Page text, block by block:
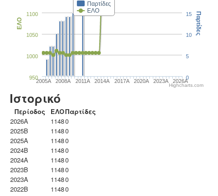
Παρτίδες
ΕΛΟ
2005A 2008A 2011A 2014A 2017A 2020A 2023Α 2026A
950
1000
1050
1100
ΕΛΟ
0
5
10
15 Παρτίδες
Highcharts.com
Ιστορικό
Περίοδος ΕΛΟΠαρτίδες
2026A
11480
2025B
11480
2025A
11480
2024B
11480
2024A
11480
2023B
11480
2023Α
11480
2022B
11480